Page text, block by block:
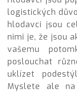
logistických
hlodavci jsou
nimi je, že jsou
vašemu
poslouchat
uklízet
Myslete ale